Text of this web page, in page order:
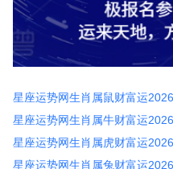
星座运势网生肖属鼠财富运
星座运势网生肖属牛财富运
星座运势网生肖属虎财富运
星座运势网生肖属兔财富运